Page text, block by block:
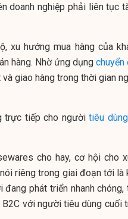
doanh nghiệp phải liên tục
xu hướng mua hàng của
hàng. Nhờ ứng dụng chuyển
giao hàng trong thời gian
trực tiếp cho người tiêu dùng
cho hay, cơ hội cho
riêng trong giai đoạn tới là
phát triển nhanh chóng,
với người tiêu dùng cuối